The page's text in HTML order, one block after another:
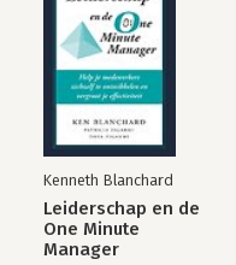
Kenneth Blanchard
Leiderschap en de
One Minute
Manager